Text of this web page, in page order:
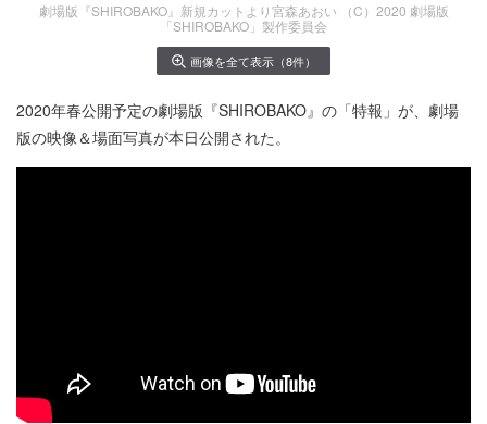
劇場版『SHIROBAKO』新規カットより宮森あおい （C）2020 劇場版
「SHIROBAKO」製作委員会
画像を全て表示（8件）
2020年春公開予定の劇場版『SHIROBAKO』の「特報」が、劇場
版の映像＆場面写真が本日公開された。